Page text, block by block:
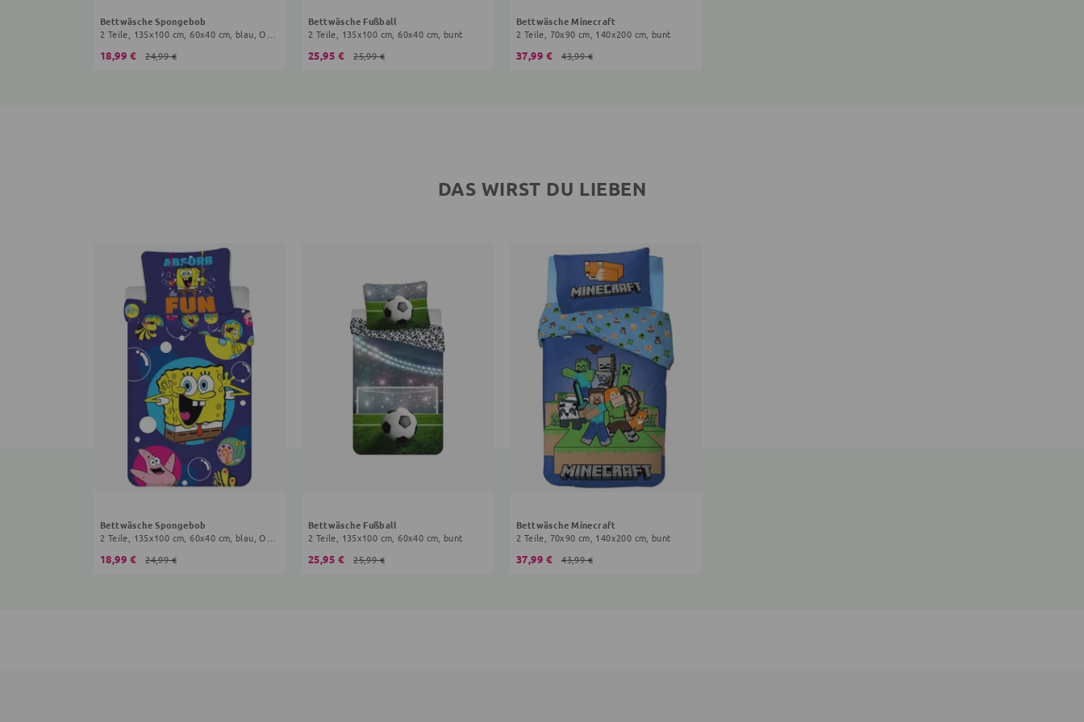
Bettwäsche Spongebob
18,99 € 24,99 €
Bettwäsche Fußball
2 Teile, 135x100 cm, 60x40 cm, bunt
25,95 € 25,99 €
Bettwäsche Minecraft
2 Teile, 70x90 cm, 140x200 cm, bunt
37,99 € 43,99 €
DAS WIRST DU LIEBEN
Bettwäsche Spongebob
18,99 € 24,99 €
Bettwäsche Fußball
2 Teile, 135x100 cm, 60x40 cm, bunt
25,95 € 25,99 €
Bettwäsche Minecraft
2 Teile, 70x90 cm, 140x200 cm, bunt
37,99 € 43,99 €